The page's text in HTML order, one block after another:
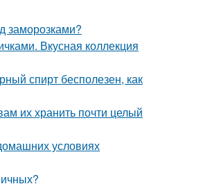
заморозками?
Вкусная коллекция
спирт бесполезен, как
их хранить почти целый
условиях